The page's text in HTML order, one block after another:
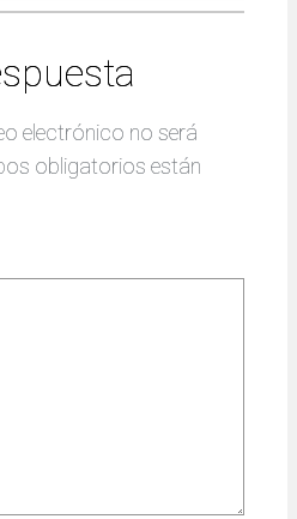
electrónico no será
obligatorios están